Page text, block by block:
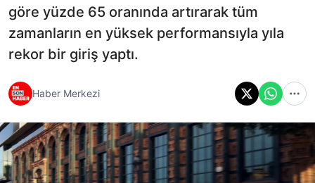
göre yüzde 65 oranında artırarak tüm
zamanların en yüksek performansıyla yıla
rekor bir giriş yaptı.
Haber Merkezi